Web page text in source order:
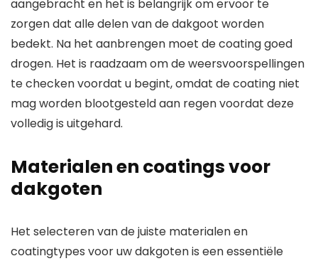
aangebracht en het is belangrijk om ervoor te
zorgen dat alle delen van de dakgoot worden
bedekt. Na het aanbrengen moet de coating goed
drogen. Het is raadzaam om de weersvoorspellingen
te checken voordat u begint, omdat de coating niet
mag worden blootgesteld aan regen voordat deze
volledig is uitgehard.
Materialen en coatings voor
dakgoten
Het selecteren van de juiste materialen en
coatingtypes voor uw dakgoten is een essentiële